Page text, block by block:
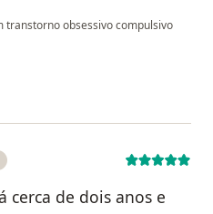
transtorno obsessivo compulsivo
cerca de dois anos e